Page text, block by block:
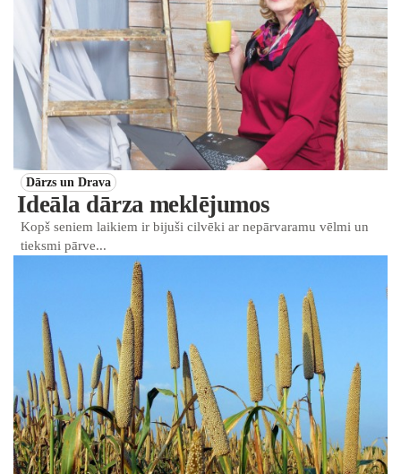
Dārzs un Drava
Ideāla dārza meklējumos
Kopš seniem laikiem ir bijuši cilvēki ar nepārvaramu vēlmi un
tieksmi pārve...